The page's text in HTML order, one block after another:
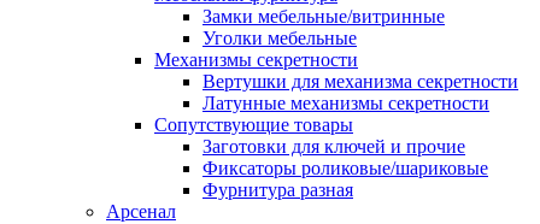
Замки мебельные/витринные
Уголки мебельные
Механизмы секретности
Вертушки для механизма секретности
Латунные механизмы секретности
Сопутствующие товары
Заготовки для ключей и прочие
Фиксаторы роликовые/шариковые
Фурнитура разная
Арсенал